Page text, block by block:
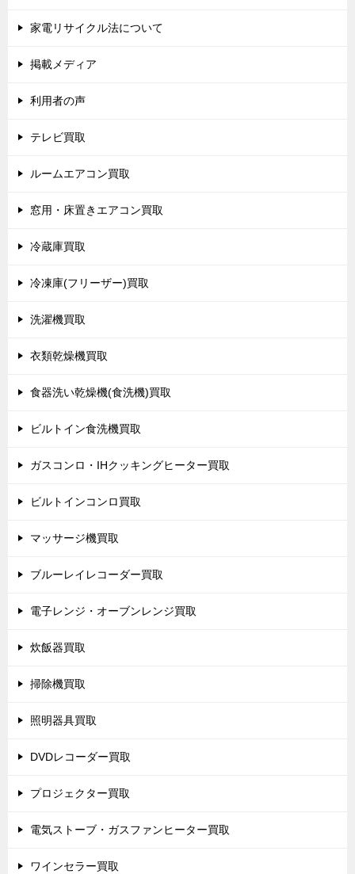
家電リサイクル法について
掲載メディア
利用者の声
テレビ買取
ルームエアコン買取
窓用・床置きエアコン買取
冷蔵庫買取
冷凍庫(フリーザー)買取
洗濯機買取
衣類乾燥機買取
食器洗い乾燥機(食洗機)買取
ビルトイン食洗機買取
ガスコンロ・IHクッキングヒーター買取
ビルトインコンロ買取
マッサージ機買取
ブルーレイレコーダー買取
電子レンジ・オーブンレンジ買取
炊飯器買取
掃除機買取
照明器具買取
DVDレコーダー買取
プロジェクター買取
電気ストーブ・ガスファンヒーター買取
ワインセラー買取